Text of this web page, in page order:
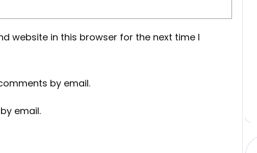
website in this browser for the next time I
by email.
email.